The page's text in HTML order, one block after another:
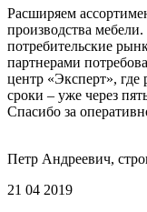
Расширяем
производства
потребительские
партнерами
центр «Эксперт»,
сроки – уже через
Спасибо за
Петр Андреевич,
21 04 2019